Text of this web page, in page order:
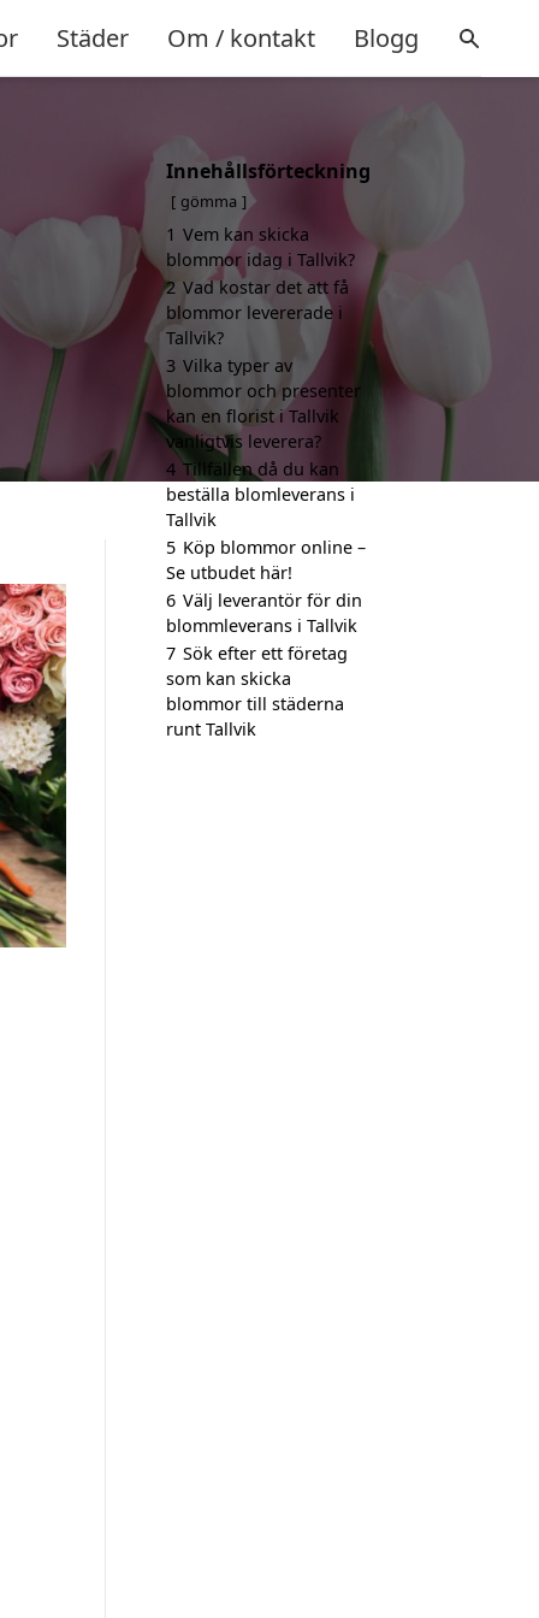
Städer Om / kontakt Blogg
Innehållsförteckning
gömma
1 Vem kan skicka
blommor idag i Tallvik?
2 Vad kostar det att få
blommor levererade i
Tallvik?
3 Vilka typer av
blommor och presenter
kan en florist i Tallvik
vanligtvis leverera?
4 Tillfällen då du kan
beställa blomleverans i
Tallvik
5 Köp blommor online –
Se utbudet här!
6 Välj leverantör för din
blommleverans i Tallvik
7 Sök efter ett företag
som kan skicka
blommor till städerna
runt Tallvik